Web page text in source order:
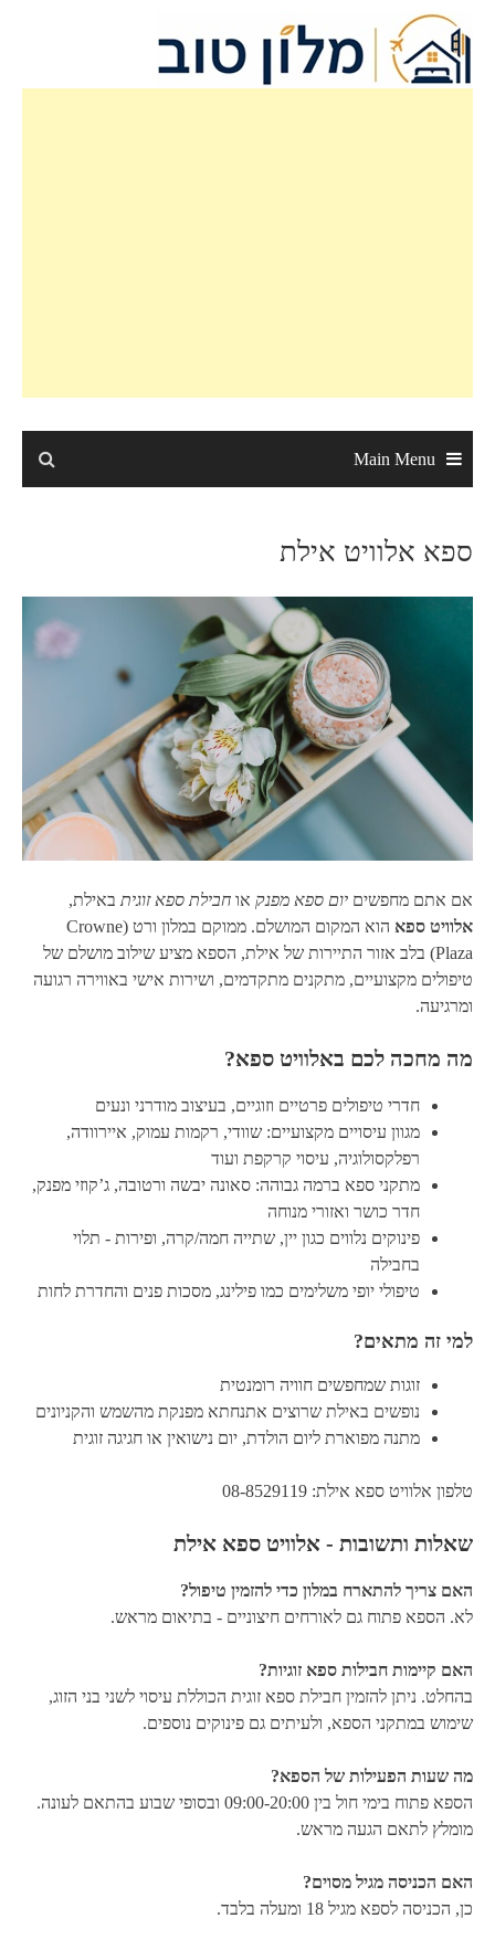
content
Main Menu
ספא אלוויט אילת
אם אתם מחפשים יום ספא מפנק או חבילת ספא זוגית באילת,
אלוויט ספא
הוא המקום המושלם. ממוקם במלון ורט (Crowne
Plaza) בלב אזור התיירות של אילת, הספא מציע שילוב מושלם של
טיפולים מקצועיים, מתקנים מתקדמים, ושירות אישי באווירה רגועה
ומרגיעה.
מה מחכה לכם באלוויט ספא?
חדרי טיפולים פרטיים וזוגיים, בעיצוב מודרני ונעים
מגוון עיסויים מקצועיים: שוודי, רקמות עמוק, איירוודה,
רפלקסולוגיה, עיסוי קרקפת ועוד
מתקני ספא ברמה גבוהה: סאונה יבשה ורטובה, ג’קוזי מפנק,
חדר כושר ואזורי מנוחה
פינוקים נלווים כגון יין, שתייה חמה/קרה, ופירות - תלוי
בחבילה
טיפולי יופי משלימים כמו פילינג, מסכות פנים והחדרת לחות
למי זה מתאים?
זוגות שמחפשים חוויה רומנטית
נופשים באילת שרוצים אתנחתא מפנקת מהשמש והקניונים
מתנה מפוארת ליום הולדת, יום נישואין או חגיגה זוגית
טלפון אלוויט ספא אילת: 08-8529119
שאלות ותשובות - אלוויט ספא אילת
האם צריך להתארח במלון כדי להזמין טיפול?
לא. הספא פתוח גם לאורחים חיצוניים - בתיאום מראש.
האם קיימות חבילות ספא זוגיות?
בהחלט. ניתן להזמין חבילת ספא זוגית הכוללת עיסוי לשני בני הזוג,
שימוש במתקני הספא, ולעיתים גם פינוקים נוספים.
מה שעות הפעילות של הספא?
הספא פתוח בימי חול בין 09:00-20:00 ובסופי שבוע בהתאם לעונה.
מומלץ לתאם הגעה מראש.
האם הכניסה מגיל מסוים?
כן, הכניסה לספא מגיל 18 ומעלה בלבד.